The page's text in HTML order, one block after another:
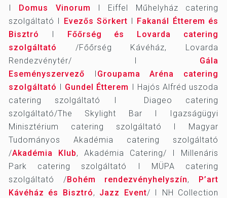
I Domus Vinorum I Eiffel Műhelyház catering
szolgáltató I Evezős Sörkert I Fakanál Étterem és
Bisztró
I Főőrség és Lovarda catering
szolgáltató
/Főőrség Kávéház, Lovarda
Rendezvénytér/ I Gála
Eseményszervező I Groupama Aréna catering
szolgáltató I Gundel Étterem I Hajós Alfréd uszoda
catering szolgáltató I Diageo catering
szolgáltató/The Skylight Bar I Igazságügyi
Minisztérium catering szolgáltató I Magyar
Tudományos Akadémia catering szolgáltató
/Akadémia Klub, Akadémia Catering/ I Millenáris
Park catering szolgáltató I MÜPA catering
szolgáltató /Bohém rendezvényhelyszín, P’art
Kávéház és Bisztró, Jazz Event/ I NH Collection